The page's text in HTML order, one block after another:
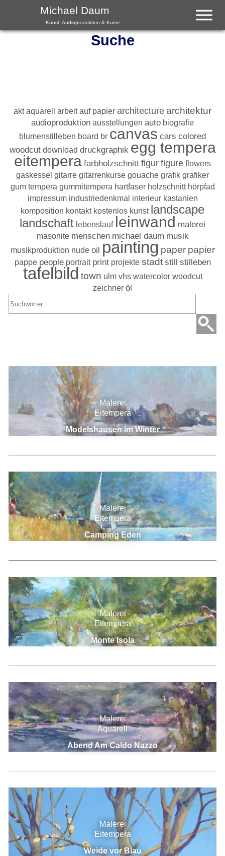
Michael Daum
Kunst, Audioproduktion & Kurse
Suche
akt aquarell arbeit auf papier architecture architektur
audioproduktion ausstellungen auto biografie
blumenstilleben board br canvas cars colored
woodcut download druckgraphik egg tempera
eitempera farbholzschnitt figur figure flowers
gaskessel gitarre gitarrenkurse gouache grafik grafiker
gum tempera gummitempera hartfaser holzschnitt hörpfad
impressum industriedenkmal interieur kastanien
komposition kontakt kostenlos kunst landscape
landschaft lebenslauf leinwand malerei
masonite menschen michael daum musik
musikproduktion nude oil painting paper papier
pappe people portrait print projekte stadt still stilleben
tafelbild town ulm vhs watercolor woodcut
zeichner öl
Modelshausen im Winter
Malerei
Eitempera
Camping Eden
Malerei
Eitempera
Monte Isola
Malerei
Eitempera
Abend Am Caldo Nazzo
Malerei
Aquarell
Weide vor Blau
Malerei
Eitempera